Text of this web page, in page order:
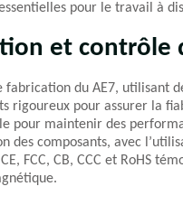
pour le travail à
et contrôle
fabrication du AE7,
rigoureux pour assurer la
pour maintenir des
des composants, avec
FCC, CB, CCC et RoHS